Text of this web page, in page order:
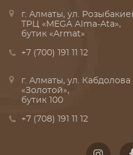
г. Алматы, ул.
ТРЦ «MEGA Alma-Ata»,
бутик «Armat»
+7 (700) 191 11 12
г. Алматы, ул. Кабдолова
«Золотой»,
бутик 100
+7 (708) 191 11 12